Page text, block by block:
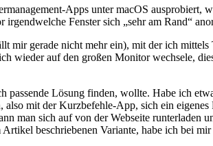
Apps unter macOS ausprobiert,
Fenster sich „sehr am Rand“
mir gerade nicht mehr ein), mit der ich
wieder auf den großen Monitor wechsele,
passende Lösung finden, wollte. Habe ich
mit der Kurzbefehle-App, sich ein
man sich auf von der Webseite runterladen
beschriebenen Variante, habe ich bei mir